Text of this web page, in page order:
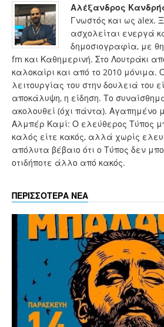
Αλέξανδρος
Γνωστός και ως alex.
ασχολείται ενεργά
δημοσιογραφία, με
fm και Καθημερινή. Στο Λουτράκι
καλοκαίρι και από το 2010 μόνιμα.
λειτουργίας του στην δουλειά του
αποκάλυψη, η είδηση. Το
ακολουθεί (όχι πάντα). Αγαπημένο
Αλμπέρ Καμί: Ο ελεύθερος Τύπος
καλός είτε κακός, αλλά χωρίς
απόλυτα βέβαιο ότι ο Τύπος δεν
οτιδήποτε άλλο από κακός.
ΠΕΡΙΣΣΟΤΕΡΑ ΝΕΑ